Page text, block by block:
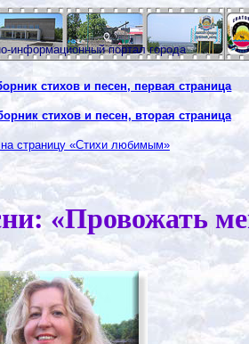
информационный портал города
стихов и песен, первая страница
стихов и песен, вторая страница
на страницу «Стихи любимым»
«Провожать